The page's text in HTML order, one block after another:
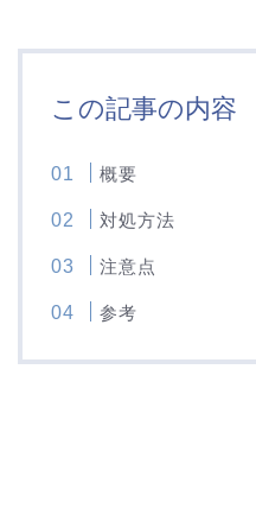
この記事の内容
概要
対処方法
注意点
参考